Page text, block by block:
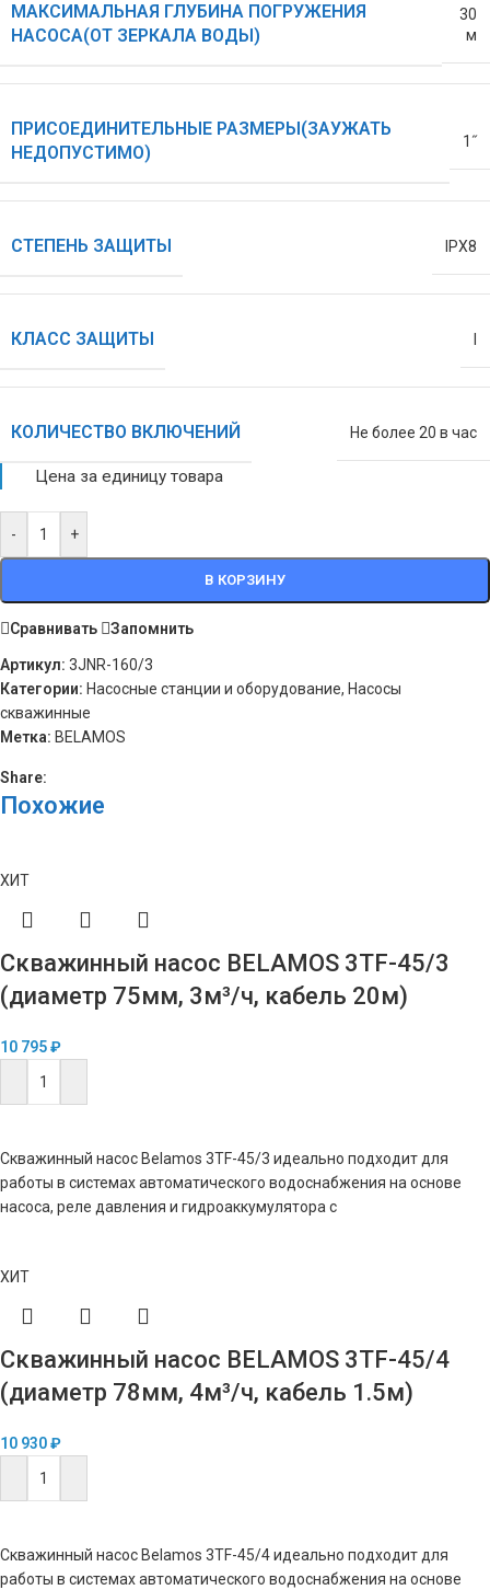
МАКСИМАЛЬНАЯ ГЛУБИНА ПОГРУЖЕНИЯ
НАСОСА(ОТ ЗЕРКАЛА ВОДЫ)
30
м
ПРИСОЕДИНИТЕЛЬНЫЕ РАЗМЕРЫ(ЗАУЖАТЬ
НЕДОПУСТИМО)
1˝
СТЕПЕНЬ ЗАЩИТЫ IPX8
КЛАСС ЗАЩИТЫ
КОЛИЧЕСТВО ВКЛЮЧЕНИЙ Не более 20 в час
Цена за единицу товара
- +
В КОРЗИНУ
Сравнивать Запомнить
Артикул: 3JNR-160/3
Категории: Насосные станции и оборудование, Насосы
скважинные
Метка: BELAMOS
Share:
Похожие
ХИТ
Скважинный насос BELAMOS 3TF-45/3
(диаметр 75мм, 3м³/ч, кабель 20м)
10 795₽
Скважинный насос Belamos 3TF-45/3 идеально подходит для
работы в системах автоматического водоснабжения на основе
насоса, реле давления и гидроаккумулятора с
ХИТ
Скважинный насос BELAMOS 3TF-45/4
(диаметр 78мм, 4м³/ч, кабель 1.5м)
10 930₽
Скважинный насос Belamos 3TF-45/4 идеально подходит для
работы в системах автоматического водоснабжения на основе